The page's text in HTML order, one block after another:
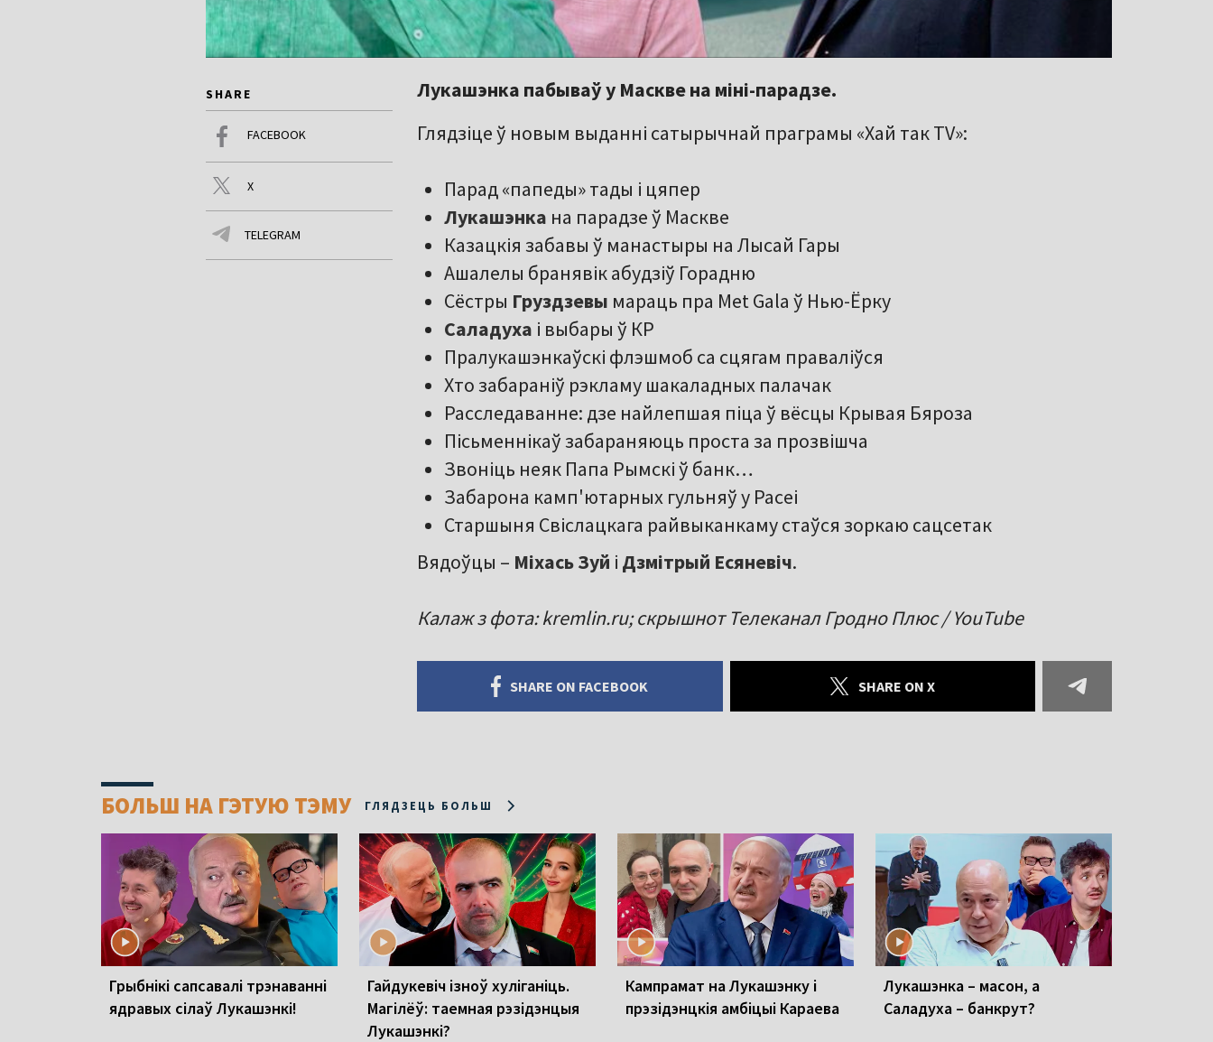
SHARE
FACEBOOK
X
TELEGRAM
Лукашэнка пабываў у Маскве на міні-парадзе.
Глядзіце ў новым выданні сатырычнай праграмы «Хай так TV»:
Парад «папеды» тады і цяпер
Лукашэнка на парадзе ў Маскве
Казацкія забавы ў манастыры на Лысай Гары
Ашалелы бранявік абудзіў Горадню
Сёстры Груздзевы мараць пра Met Gala ў Нью-Ёрку
Саладуха і выбары ў КР
Пралукашэнкаўскі флэшмоб са сцягам праваліўся
Хто забараніў рэкламу шакаладных палачак
Расследаванне: дзе найлепшая піца ў вёсцы Крывая Бяроза
Пісьменнікаў забараняюць проста за прозвішча
Звоніць неяк Папа Рымскі ў банк…
Забарона камп'ютарных гульняў у Расеі
Старшыня Свіслацкага райвыканкаму стаўся зоркаю сацсетак
Вядоўцы – Міхась Зуй і Дзмітрый Есяневіч.
Калаж з фота: kremlin.ru; скрышнот Телеканал Гродно Плюс / YouTube
SHARE ON FACEBOOK SHARE ON X
БОЛЬШ НА ГЭТУЮ ТЭМУ ГЛЯДЗЕЦЬ БОЛЬШ
Грыбнікі сапсавалі трэнаванні
ядравых сілаў Лукашэнкі!
Гайдукевіч ізноў хуліганіць.
Магілёў: таемная рэзідэнцыя
Лукашэнкі?
Кампрамат на Лукашэнку і
прэзідэнцкія амбіцыі Караева
Лукашэнка – масон, а
Саладуха – банкрут?